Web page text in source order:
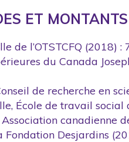
ET
de l’OTSTCFQ (2018) :
du Canada
de recherche en
École de travail social
canadienne
Fondation Desjardins